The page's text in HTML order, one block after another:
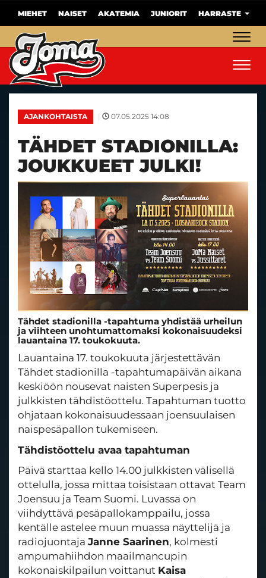
MIEHET NAISET AKATEMIA JUNIORIT HARRASTE
AJANKOHTAISTA | 07.05.2025 14:08
TÄHDET STADIONILLA:
JOUKKUEET JULKI!
Tähdet stadionilla -tapahtuma yhdistää urheilun
ja viihteen unohtumattomaksi kokonaisuudeksi
lauantaina 17. toukokuuta.
Lauantaina 17. toukokuuta järjestettävän
Tähdet stadionilla -tapahtumapäivän aikana
keskiöön nousevat naisten Superpesis ja
julkkisten tähdistöottelu. Tapahtuman tuotto
ohjataan kokonaisuudessaan joensuulaisen
naispesäpallon tukemiseen.
Tähdistöottelu avaa tapahtuman
Päivä starttaa kello 14.00 julkkisten välisellä
ottelulla, jossa mittaa toisistaan ottavat Team
Joensuu ja Team Suomi. Luvassa on
viihdyttävä pesäpallokamppailu, jossa
kentälle astelee muun muassa näyttelijä ja
radiojuontaja Janne Saarinen, kolmesti
ampumahiihdon maailmancupin
kokonaiskilpailun voittanut Kaisa